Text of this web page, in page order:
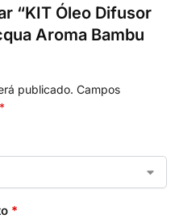
“KIT Óleo Difusor
Aroma Bambu
publicado. Campos
*
*